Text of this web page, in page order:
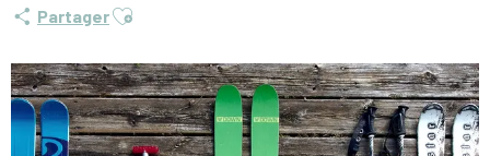
PartagerAjouter aux favoris